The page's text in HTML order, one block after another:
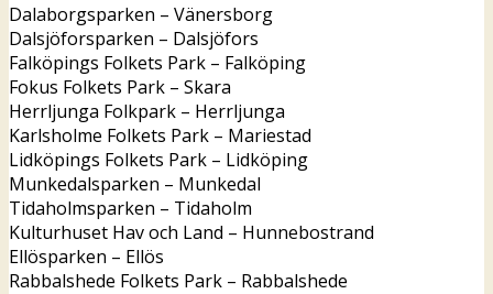
Dalaborgsparken – Vänersborg
Dalsjöforsparken – Dalsjöfors
Falköpings Folkets Park – Falköping
Fokus Folkets Park – Skara
Herrljunga Folkpark – Herrljunga
Karlsholme Folkets Park – Mariestad
Lidköpings Folkets Park – Lidköping
Munkedalsparken – Munkedal
Tidaholmsparken – Tidaholm
Kulturhuset Hav och Land – Hunnebostrand
Ellösparken – Ellös
Rabbalshede Folkets Park – Rabbalshede